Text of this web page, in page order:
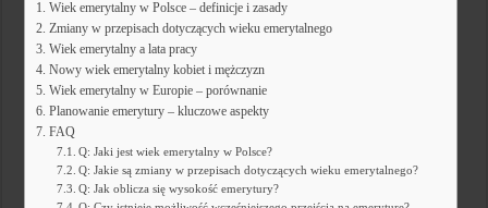
Wiek emerytalny w Polsce – definicje i zasady
Zmiany w przepisach dotyczących wieku emerytalnego
Wiek emerytalny a lata pracy
Nowy wiek emerytalny kobiet i mężczyzn
Wiek emerytalny w Europie – porównanie
Planowanie emerytury – kluczowe aspekty
FAQ
Q: Jaki jest wiek emerytalny w Polsce?
Q: Jakie są zmiany w przepisach dotyczących wieku emerytalnego?
Q: Jak oblicza się wysokość emerytury?